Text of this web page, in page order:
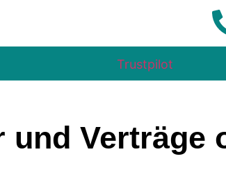
Trustpilot
und Verträge